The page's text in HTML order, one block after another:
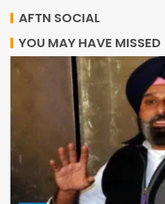
AFTN SOCIAL
YOU MAY HAVE MISSED